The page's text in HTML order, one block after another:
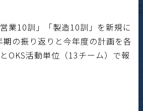
業10訓」「製造10訓」を新規に
の振り返りと今年度の計画を各
OKS活動単位（13チーム）で報